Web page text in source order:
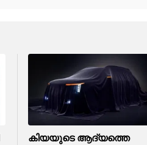
കിയയുടെ ആദ്യത്തെ